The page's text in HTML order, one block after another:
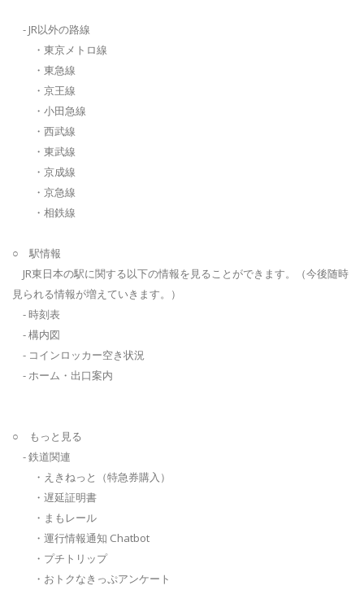
- JR以外の路線
・東京メトロ線
・東急線
・京王線
・小田急線
・西武線
・東武線
・京成線
・京急線
・相鉄線
○ 駅情報
JR東日本の駅に関する以下の情報を見ることができます。（今後随時
見られる情報が増えていきます。）
- 時刻表
- 構内図
- コインロッカー空き状況
- ホーム・出口案内
○ もっと見る
- 鉄道関連
・えきねっと（特急券購入）
・遅延証明書
・まもレール
・運行情報通知 Chatbot
・プチトリップ
・おトクなきっぷアンケート